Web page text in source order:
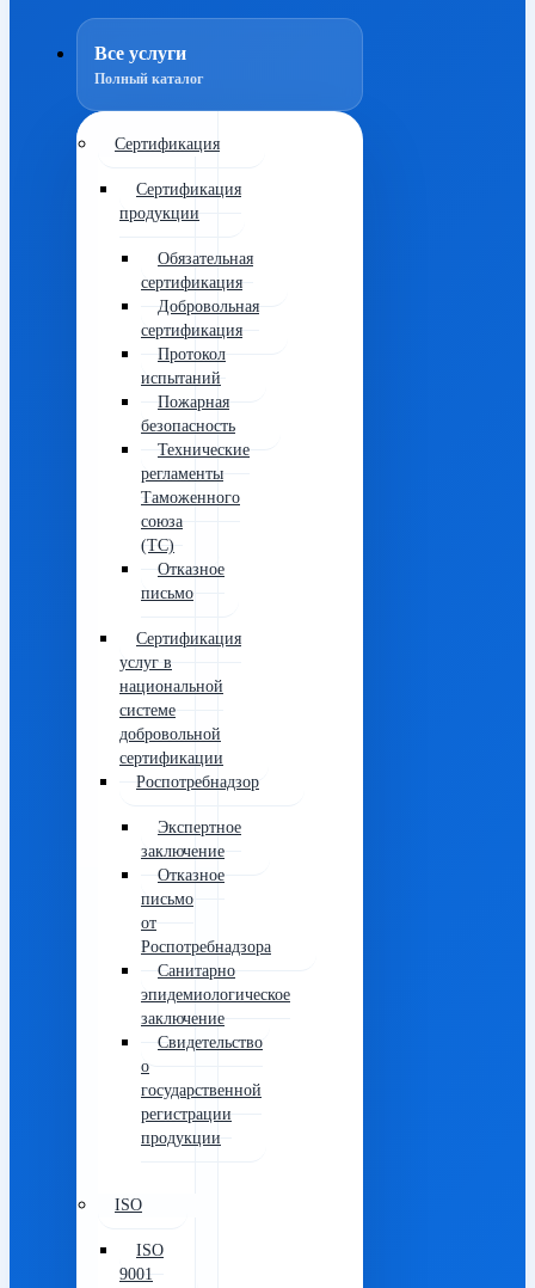
Все услуги
Полный каталог
Сертификация
Сертификация
продукции
Обязательная
сертификация
Добровольная
сертификация
Протокол
испытаний
Пожарная
безопасность
Технические
регламенты
Таможенного
союза
(ТС)
Отказное
письмо
Сертификация
услуг в
национальной
системе
добровольной
сертификации
Роспотребнадзор
Экспертное
заключение
Отказное
письмо
от
Роспотребнадзора
Санитарно
эпидемиологическое
заключение
Свидетельство
о
государственной
регистрации
продукции
ISO
ISO
9001